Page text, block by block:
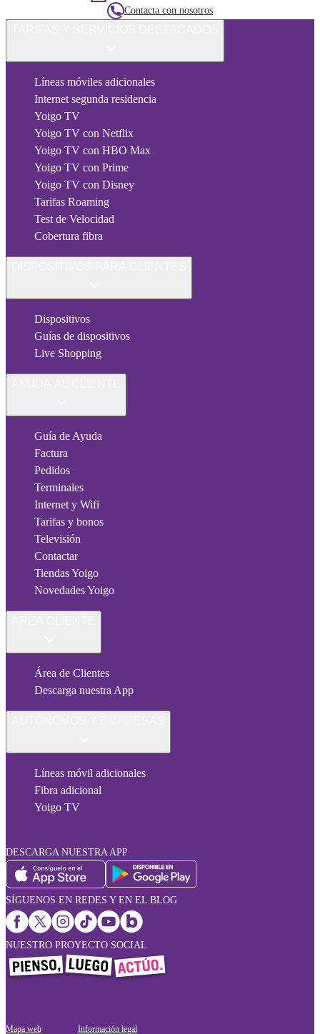
Contacta con nosotros
Líneas móviles adicionales
Internet segunda residencia
Yoigo TV
Yoigo TV con Netflix
Yoigo TV con HBO Max
Yoigo TV con Prime
Yoigo TV con Disney
Tarifas Roaming
Test de Velocidad
Cobertura fibra
Dispositivos
Guías de dispositivos
Live Shopping
Guía de Ayuda
Factura
Pedidos
Terminales
Internet y Wifi
Tarifas y bonos
Televisión
Contactar
Tiendas Yoigo
Novedades Yoigo
Área de Clientes
Descarga nuestra App
Líneas móvil adicionales
Fibra adicional
Yoigo TV
DESCARGA NUESTRA APP
SÍGUENOS EN REDES Y EN EL BLOG
NUESTRO PROYECTO SOCIAL
Mapa web Información legal